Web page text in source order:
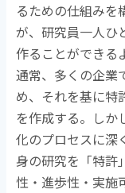
るための仕組みを
が、研究員一人ひ
作ることができる
通常、多くの企業
め、それを基に特
を作成する。しか
化のプロセスに深
身の研究を「特許
性・進歩性・実施